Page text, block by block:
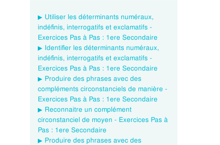
Utiliser les déterminants numéraux,
indéfinis, interrogatifs et exclamatifs -
Exercices Pas à Pas : 1ere Secondaire
Identifier les déterminants numéraux,
indéfinis, interrogatifs et exclamatifs -
Exercices Pas à Pas : 1ere Secondaire
Produire des phrases avec des
compléments circonstanciels de manière -
Exercices Pas à Pas : 1ere Secondaire
Reconnaitre un complément
circonstanciel de moyen - Exercices Pas à
Pas : 1ere Secondaire
Produire des phrases avec des